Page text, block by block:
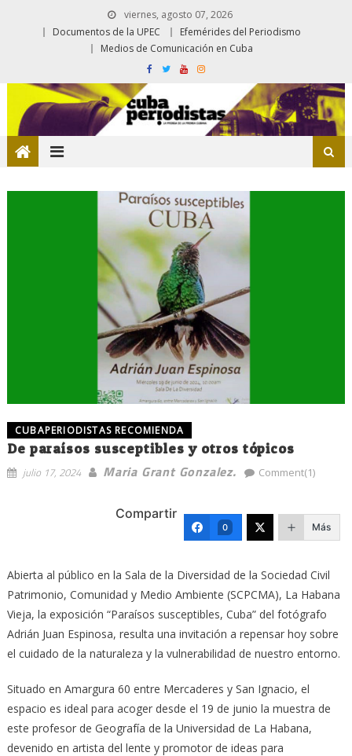
viernes, agosto 07, 2026
Documentos de la UPEC
Efemérides del Periodismo
Medios de Comunicación en Cuba
CUBAPERIODISTAS RECOMIENDA
De paraísos susceptibles y otros tópicos
julio 17, 2024 Maria Grant Gonzalez. Comment(1)
Compartir
0 Más
Abierta al público en la Sala de la Diversidad de la Sociedad Civil
Patrimonio, Comunidad y Medio Ambiente (SCPCMA), La Habana
Vieja, la exposición “Paraísos susceptibles, Cuba” del fotógrafo
Adrián Juan Espinosa, resulta una invitación a repensar hoy sobre
el cuidado de la naturaleza y la vulnerabilidad de nuestro entorno.
Situado en Amargura 60 entre Mercaderes y San Ignacio, el
espacio es ideal para acoger desde el 19 de junio la muestra de
este profesor de Geografía de la Universidad de La Habana,
devenido en artista del lente y promotor de ideas para